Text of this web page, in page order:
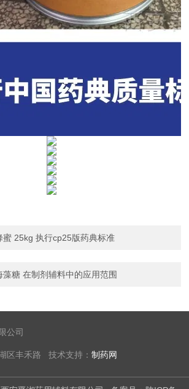
蜜 25kg 执行cp25版药典标准
藻糖 在制剂辅料中的应用范围
公司
区丰禾路 技术支持：制药网